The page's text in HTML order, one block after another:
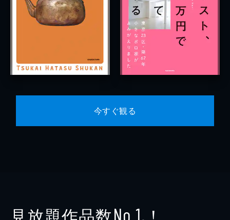
今すぐ観る
見放題作品数No.1 ！